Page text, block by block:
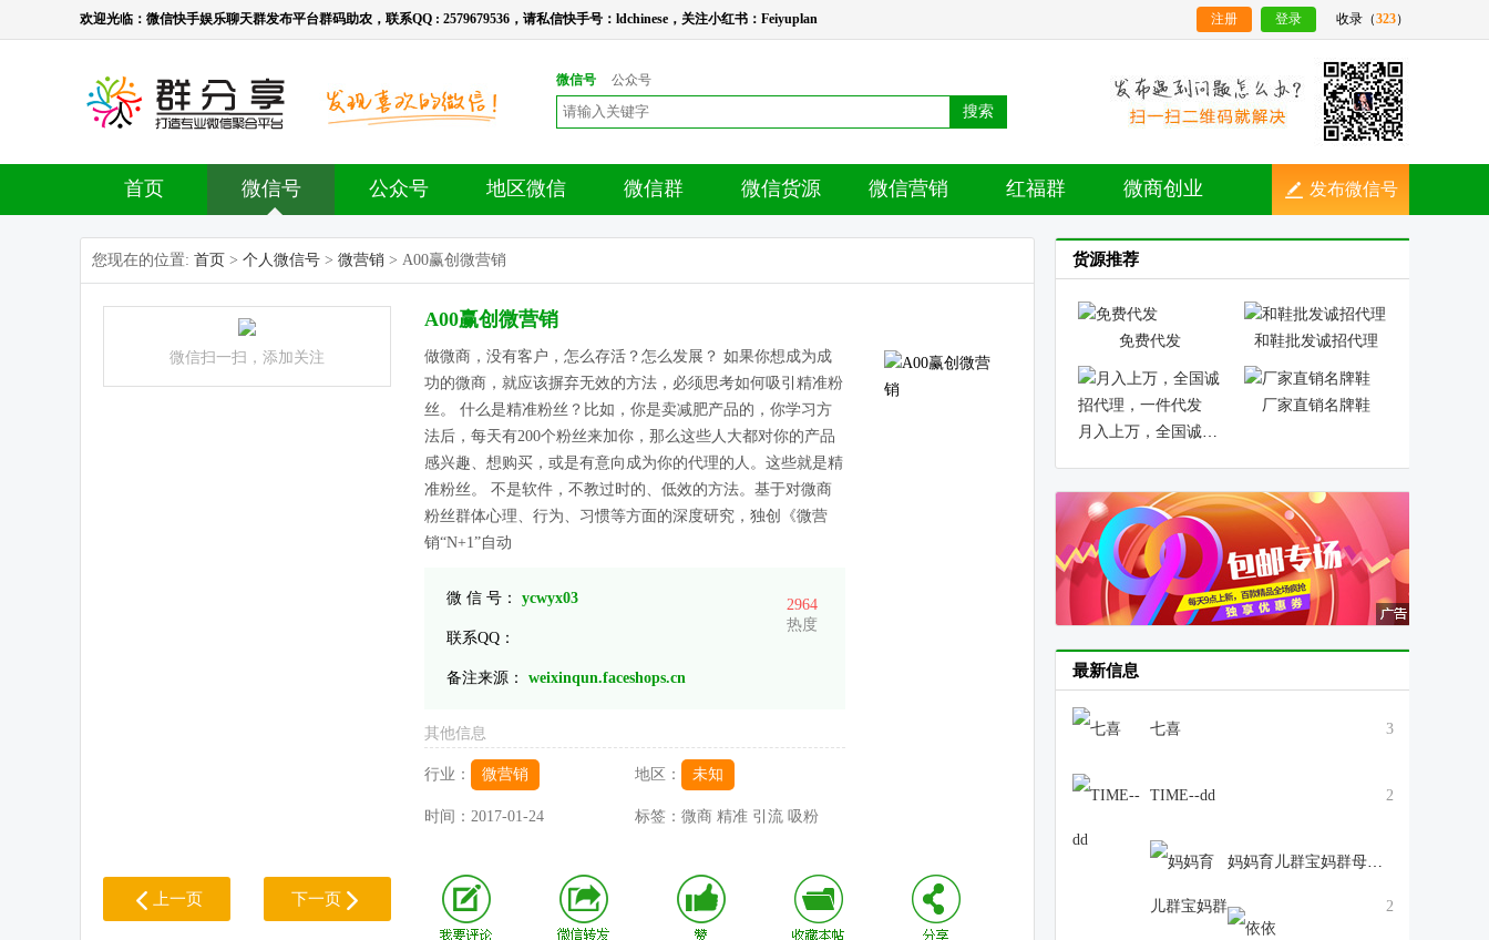
欢迎光临：微信快手娱乐聊天群发布平台群码助农，联系QQ : 2579679536，请私信快手号：ldchinese，关注小红书：Feiyuplan 登录
注册 收录（323）
微信号 公众号
搜索
首页 微信号 公众号 地区微信 微信群 微信货源 微信营销 红福群 微商创业 发布微信号
您现在的位置: 首页 > 个人微信号 > 微营销 > A00赢创微营销
微信扫一扫，添加关注
A00赢创微营销
做微商，没有客户，怎么存活？怎么发展？ 如果你想成为成
功的微商，就应该摒弃无效的方法，必须思考如何吸引精准粉
丝。 什么是精准粉丝？比如，你是卖减肥产品的，你学习方
法后，每天有200个粉丝来加你，那么这些人大都对你的产品
感兴趣、想购买，或是有意向成为你的代理的人。这些就是精
准粉丝。 不是软件，不教过时的、低效的方法。基于对微商
粉丝群体心理、行为、习惯等方面的深度研究，独创《微营
销“N+1”自动
微 信 号： ycwyx03
联系QQ：
备注来源： weixinqun.faceshops.cn
2964
热度
其他信息
行业： 微营销 地区： 未知
时间： 2017-01-24 标签： 微商 精准 引流 吸粉
上一页 下一页
货源推荐
免费代发 和鞋批发诚招代理
月入上万，全国诚招代理，一件代发
厂家直销名牌鞋
最新信息
七喜 3
TIME--dd 2
妈妈育儿群宝妈群母婴群发布微信群二维码大全
2